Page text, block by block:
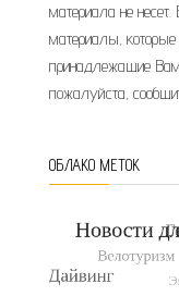
материала не
материалы,
принадлежащие
пожалуйста,
ОБЛАКО МЕТОК